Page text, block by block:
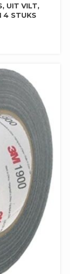
UIT VILT,
4 STUKS